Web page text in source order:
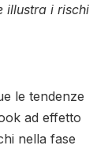
illustra i rischi
le tendenze
ad effetto
nella fase